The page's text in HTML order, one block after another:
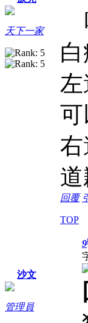
天下一家
可
回覆
TOP
沙文
管理員
9